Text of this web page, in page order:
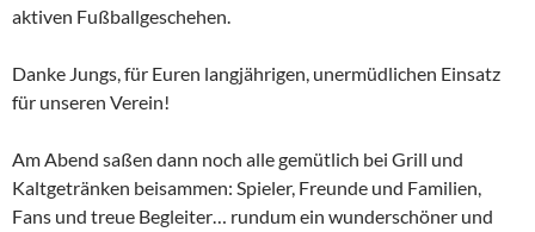
aktiven Fußballgeschehen.
Danke Jungs, für Euren langjährigen, unermüdlichen Einsatz
für unseren Verein!
Am Abend saßen dann noch alle gemütlich bei Grill und
Kaltgetränken beisammen: Spieler, Freunde und Familien,
Fans und treue Begleiter… rundum ein wunderschöner und